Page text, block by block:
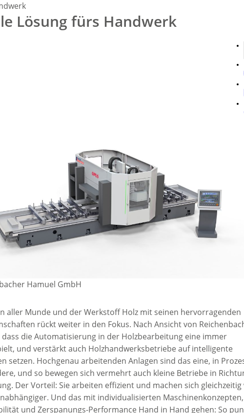
Lösung fürs Handwerk
Hamuel GmbH
aller Munde und der Werkstoff Holz mit seinen hervorragenden
rückt weiter in den Fokus. Nach Ansicht von
die Automatisierung in der Holzbearbeitung eine immer
und verstärkt auch Holzhandwerksbetriebe auf intelligente
setzen. Hochgenau arbeitenden Anlagen sind das eine, in
und so bewegen sich vermehrt auch kleine Betriebe in
Der Vorteil: Sie arbeiten effizient und machen sich gleichzeitig
Und das mit individualisierten
und Zerspanungs-Performance Hand in Hand gehen: So